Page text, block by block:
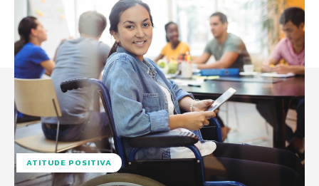
ATITUDE POSITIVA